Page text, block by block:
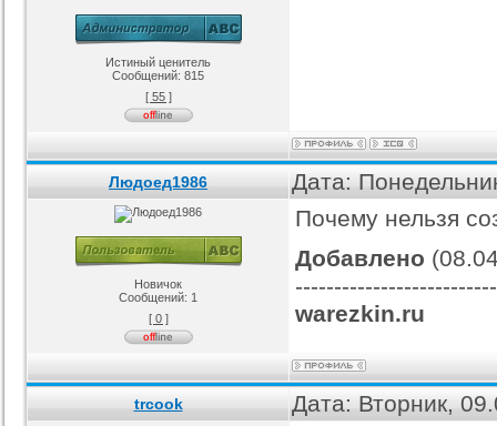
Истиный ценитель
Сообщений: 815
[ 55 ]
Людоед1986 Дата:
Новичок
Сообщений: 1
[ 0 ]
Почему нельзя
Добавлено
warezkin.ru
trcook Дата: Вторник,